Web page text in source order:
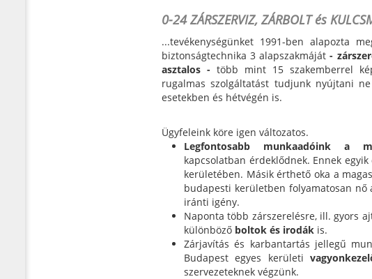
0-24 ZÁRSZERVIZ, ZÁRBOLT és
...tevékenységünket 1991-ben alapozta
biztonságtechnika 3 alapszakmáját-
asztalos - több mint 15 szakemberrel
rugalmas szolgáltatást tudjunk nyújtani
esetekben és hétvégén is.
Ügyfeleink köre igen változatos.
Legfontosabb munkaadóink a
kapcsolatban érdeklődnek. Ennek
kerületében. Másik érthető oka a
budapesti kerületben folyamatosan nő
iránti igény.
Naponta több zárszerelésre, ill. gyors
különböző boltok és irodák is.
Zárjavítás és karbantartás jellegű
Budapest egyes kerületi
szervezeteknek végzünk.